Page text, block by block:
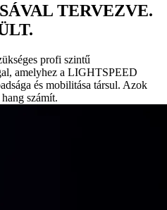
TERVEZVE.
profi szintű
amelyhez a LIGHTSPEED
és mobilitása társul. Azok
számít.